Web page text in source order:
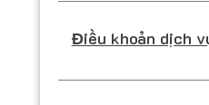
Điều khoản dịch